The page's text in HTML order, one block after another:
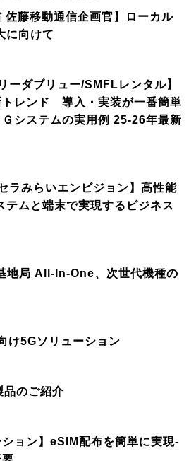
佐藤移動通信企画官】ローカル
に向けて
ーダブリュー/SMFLレンタル】
トレンド 導入・実装が一番簡単
システムの実用例 25-26年最新
ラみらいエンビジョン】高性能
テムと端末で実現するビジネス
地局 All-In-One、次世代機種の
け5Gソリューション
品のご紹介
ション】eSIM配布を簡単に実現-